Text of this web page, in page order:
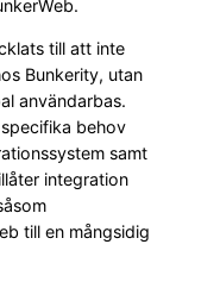
till att inte
Bunkerity, utan
användarbas.
behov
samt
integration
till en mångsidig